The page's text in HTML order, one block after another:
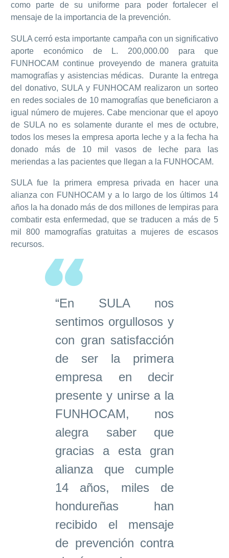
como parte de su uniforme para poder fortalecer el
mensaje de la importancia de la prevención.
SULA cerró esta importante campaña con un significativo
aporte económico de L. 200,000.00 para que
FUNHOCAM continue proveyendo de manera gratuita
mamografías y asistencias médicas.
Durante la entrega
del donativo, SULA y FUNHOCAM realizaron un sorteo
en redes sociales de 10 mamografías que beneficiaron a
igual número de mujeres. Cabe mencionar que el apoyo
de SULA no es solamente durante el mes de octubre,
todos los meses la empresa aporta leche y a la fecha ha
donado más de 10 mil vasos de leche para las
meriendas a las pacientes que llegan a la FUNHOCAM.
SULA fue la primera empresa privada en hacer una
alianza con FUNHOCAM y a lo largo de los últimos 14
años la ha donado más de dos millones de lempiras para
combatir esta enfermedad, que se traducen a más de 5
mil 800 mamografías gratuitas a mujeres de escasos
recursos.
“En SULA nos
sentimos orgullosos y
con gran satisfacción
de ser la primera
empresa en decir
presente y unirse a la
FUNHOCAM, nos
alegra saber que
gracias a esta gran
alianza que cumple
14 años, miles de
hondureñas han
recibido el mensaje
de prevención contra